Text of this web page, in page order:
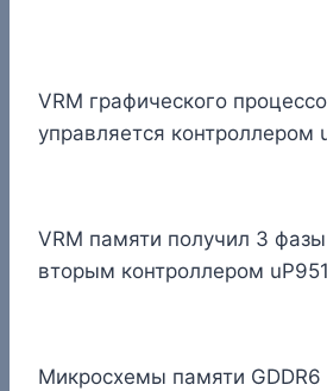
VRM графического
управляется контроллером
VRM памяти получил 3
вторым контроллером
Микросхемы памяти GDDR6